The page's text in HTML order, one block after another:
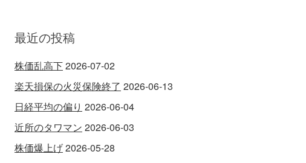
最近の投稿
株価乱高下2026-07-02
楽天損保の火災保険終了 2026-06-13
日経平均の偏り 2026-06-04
近所のタワマン 2026-06-03
株価爆上げ2026-05-28